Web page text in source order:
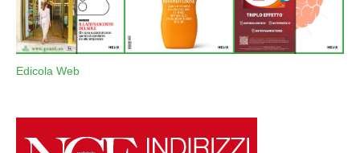
Edicola Web